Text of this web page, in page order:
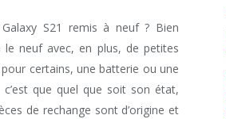
S21 remis à neuf ? Bien
le neuf avec, en plus, de petites
certains, une batterie ou une
que quel que soit son état,
de rechange sont d’origine et